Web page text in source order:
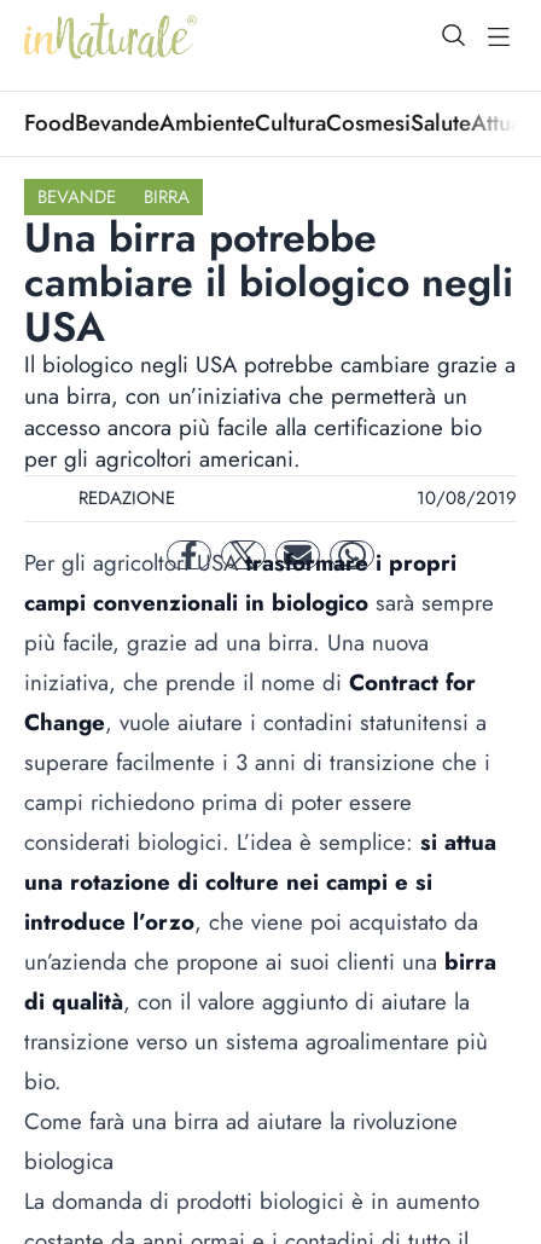
open
FoodBevandeAmbienteCulturaCosmesiSalute
BEVANDE BIRRA
Una birra potrebbe
cambiare il biologico negli
USA
Il biologico negli USA potrebbe cambiare grazie a
una birra, con un’iniziativa che permetterà un
accesso ancora più facile alla certificazione bio
per gli agricoltori americani.
REDAZIONE 10/08/2019
facebooktwitter mail whatsapp
Per gli agricoltori USAtrasformare i propri
campi convenzionali in biologico sarà sempre
più facile, grazie ad una birra. Una nuova
iniziativa, che prende il nome di Contract for
Change, vuole aiutare i contadini statunitensi a
superare facilmente i 3 anni di transizione che i
campi richiedono prima di poter essere
considerati biologici. L’idea è semplice: si attua
una rotazione di colture nei campi e si
introduce l’orzo, che viene poi acquistato da
un’azienda che propone ai suoi clienti una birra
di qualità, con il valore aggiunto di aiutare la
transizione verso un sistema agroalimentare più
bio.
Come farà una birra ad aiutare la rivoluzione
biologica
La domanda di prodotti biologici è in aumento